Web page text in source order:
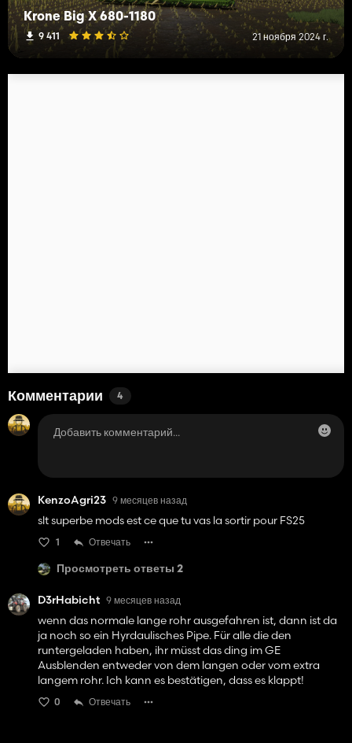
Krone Big X 680-1180
9 411 21 ноября 2024 г.
Комментарии 4
KenzoAgri23 9 месяцев назад
slt superbe mods est ce que tu vas la sortir pour FS25
1 Отвечать
Просмотреть ответы 2
D3rHabicht 9 месяцев назад
wenn das normale lange rohr ausgefahren ist, dann ist da
ja noch so ein Hyrdaulisches Pipe. Für alle die den
runtergeladen haben, ihr müsst das ding im GE
Ausblenden entweder von dem langen oder vom extra
langem rohr. Ich kann es bestätigen, dass es klappt!
0 Отвечать